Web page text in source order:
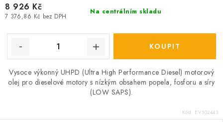
Na centrálním skladu
7 376,86 Kč bez DPH
8 926 Kč
Vysoce výkonný UHPD (Ultra High Performance Diesel) motorový
olej pro dieselové motory s nízkým obsahem popela, fosforu a síry
(LOW SAPS).
Kód: EV502443